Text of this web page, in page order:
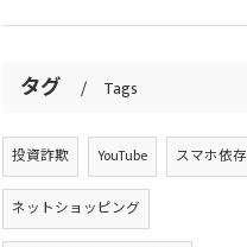
タグ Tags
投資詐欺 YouTube スマホ依存
ネットショッピング